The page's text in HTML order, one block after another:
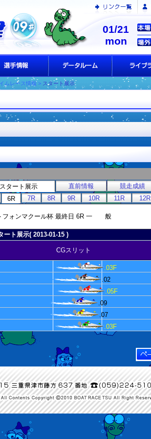
01/21
mon
ムレース情報 > スタート展示
スタート展示 直前情報
競走成績
6R 7R 8R 9R 10R 11R 12R
トフォンマクール杯 最終日 6R 一 般
ート展示( 2013-01-15 )
CGスリット
.03F
.02
.05F
.09
.07
.03F